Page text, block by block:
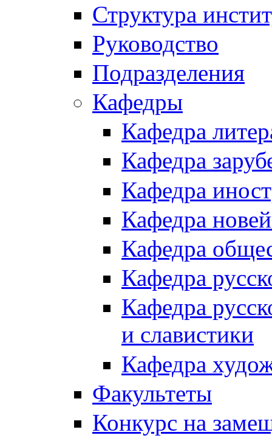
Структура
Руководство
Подразделения
Кафедры
Кафедра
Кафедра
Кафедра
Кафедра
Кафедра
Кафедра
Кафедра
и славистики
Кафедра
Факультеты
Конкурс на